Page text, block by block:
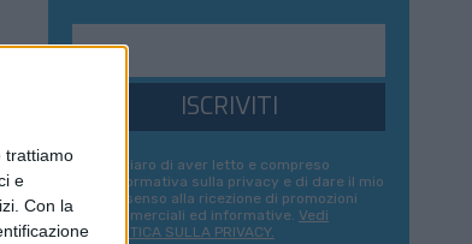
trattiamo
e
Con la
ISCRIVITI
Dichiaro di aver letto e compreso
l'informativa sulla privacy e di dare il mio
consenso alla ricezione di promozioni
commerciali ed informative. Vedi
POLITICA SULLA PRIVACY.